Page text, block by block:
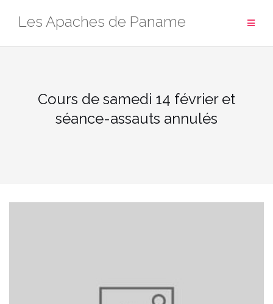
Les Apaches de Paname
Cours de samedi 14 février et
séance-assauts annulés